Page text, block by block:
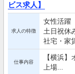
ビス求人】
求人の特徴
女性活躍
土日祝休
社宅・家
仕事内容
【横浜
上場...